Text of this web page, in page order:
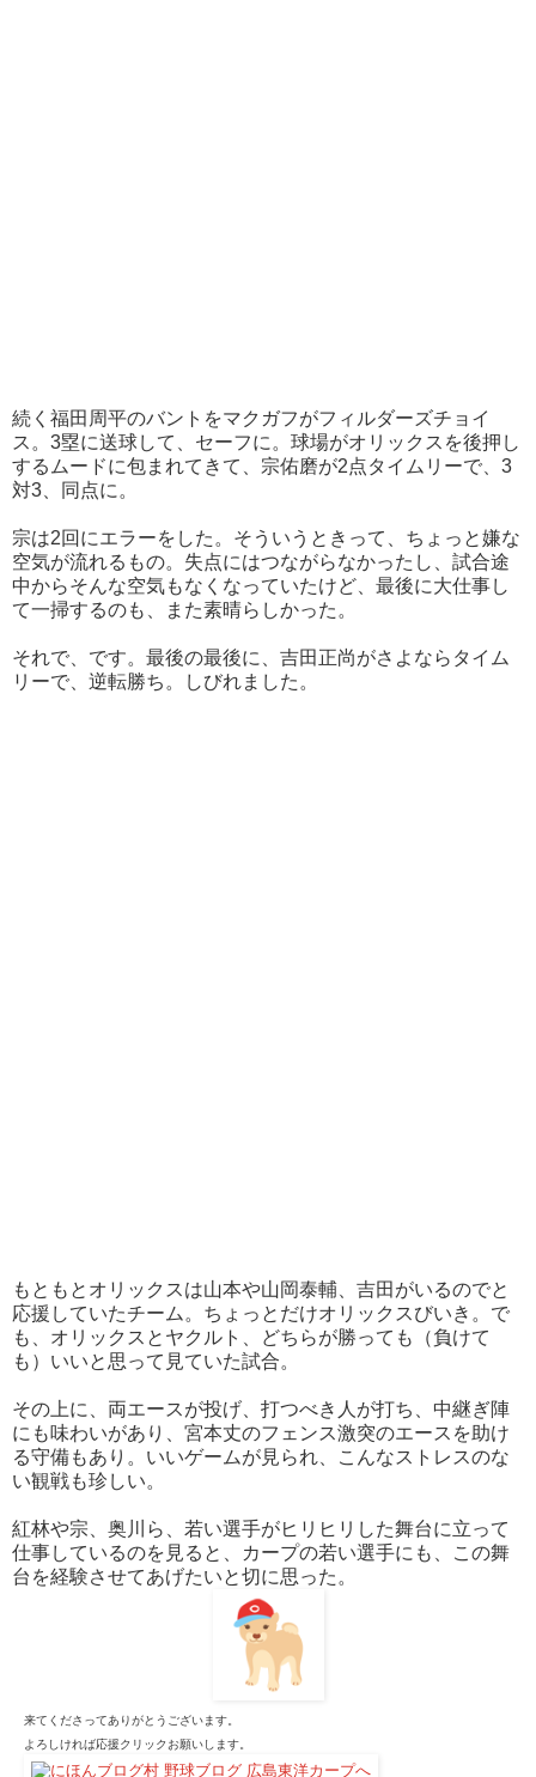
続く福田周平のバントをマクガフがフィルダーズチョイ
ス。3塁に送球して、セーフに。球場がオリックスを後押し
するムードに包まれてきて、宗佑磨が2点タイムリーで、3
対3、同点に。
宗は2回にエラーをした。そういうときって、ちょっと嫌な
空気が流れるもの。失点にはつながらなかったし、試合途
中からそんな空気もなくなっていたけど、最後に大仕事し
て一掃するのも、また素晴らしかった。
それで、です。最後の最後に、吉田正尚がさよならタイム
リーで、逆転勝ち。しびれました。
もともとオリックスは山本や山岡泰輔、吉田がいるのでと
応援していたチーム。ちょっとだけオリックスびいき。で
も、オリックスとヤクルト、どちらが勝っても（負けて
も）いいと思って見ていた試合。
その上に、両エースが投げ、打つべき人が打ち、中継ぎ陣
にも味わいがあり、宮本丈のフェンス激突のエースを助け
る守備もあり。いいゲームが見られ、こんなストレスのな
い観戦も珍しい。
紅林や宗、奥川ら、若い選手がヒリヒリした舞台に立って
仕事しているのを見ると、カープの若い選手にも、この舞
台を経験させてあげたいと切に思った。
来てくださってありがとうございます。
よろしければ応援クリックお願いします。